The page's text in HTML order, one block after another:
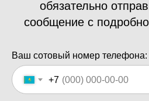
обязательно
сообщение с
Ваш сотовый номер телефона:
+7